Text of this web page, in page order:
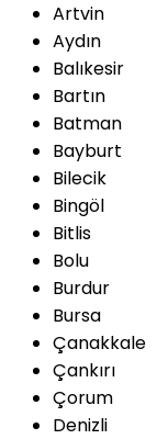
Artvin
Aydın
Balıkesir
Bartın
Batman
Bayburt
Bilecik
Bingöl
Bitlis
Bolu
Burdur
Bursa
Çanakkale
Çankırı
Çorum
Denizli